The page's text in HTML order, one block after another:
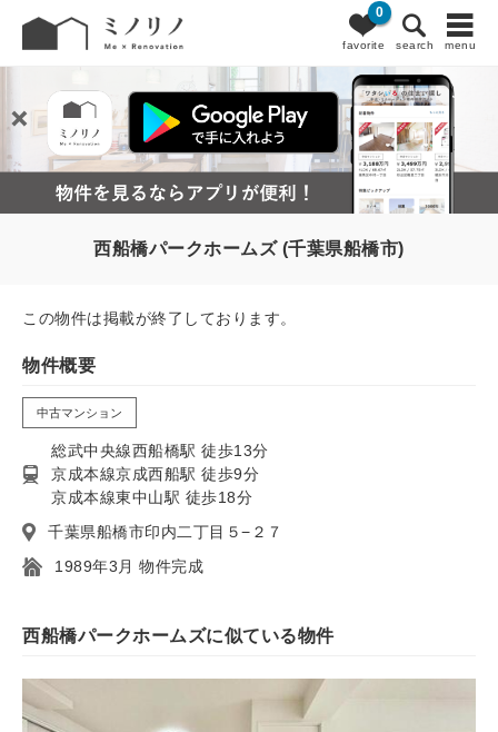
favorite
0
search menu
西船橋パークホームズ (千葉県船橋市)
この物件は掲載が終了しております。
物件概要
中古マンション
総武中央線西船橋駅 徒歩13分
京成本線京成西船駅 徒歩9分
京成本線東中山駅 徒歩18分
千葉県船橋市印内二丁目５−２７
1989年3月 物件完成
西船橋パークホームズに似ている物件